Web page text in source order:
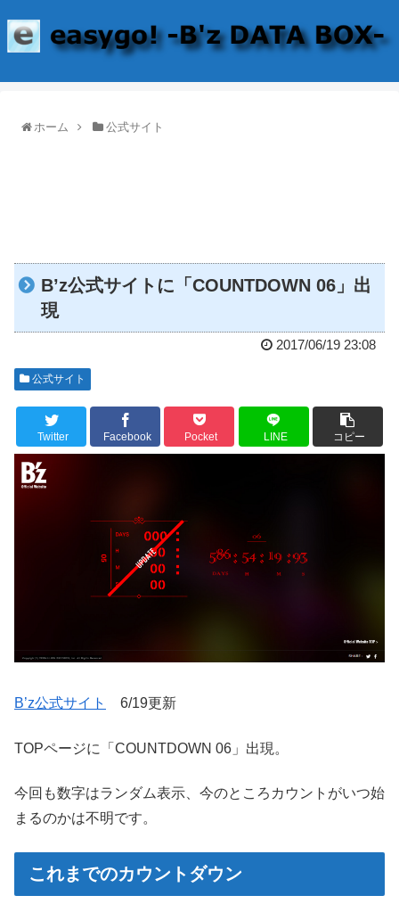
ホーム 公式サイト
B’z公式サイトに「COUNTDOWN 06」出
現
2017/06/19 23:08
公式サイト
Twitter Facebook Pocket LINE コピー
B’z公式サイト 6/19更新
TOPページに「COUNTDOWN 06」出現。
今回も数字はランダム表示、今のところカウントがいつ始
まるのかは不明です。
これまでのカウントダウン